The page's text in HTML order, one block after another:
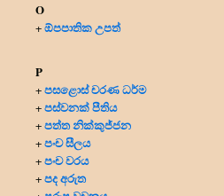
O
+ඕපපාතික උපත්
P
+පසළොස් චරණ ධර්ම
+පස්වනක් පීතිය
+පත්ත නික්කුජ්ජන
+පංච සීලය
+පංච වරය
+පද අරුත